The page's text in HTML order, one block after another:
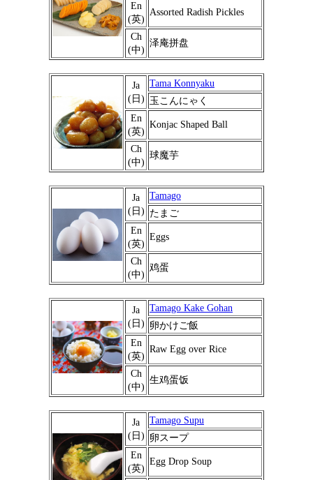
En
(英)
Assorted Radish Pickles
Ch
(中)
泽庵拼盘
Ja
(日)
Tama Konnyaku
玉こんにゃく
En
(英)
Konjac Shaped Ball
Ch
(中)
球魔芋
Ja
(日)
Tamago
たまご
En
(英)
Eggs
Ch
(中)
鸡蛋
Ja
(日)
Tamago Kake Gohan
卵かけご飯
En
(英)
Raw Egg over Rice
Ch
(中)
生鸡蛋饭
Ja
(日)
Tamago Supu
卵スープ
En
(英)
Egg Drop Soup